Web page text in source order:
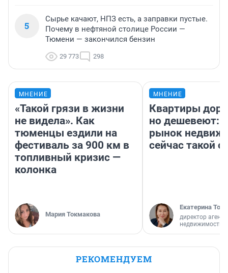
5
Сырье качают, НПЗ есть, а заправки пустые.
Почему в нефтяной столице России —
Тюмени — закончился бензин
29 773 298
МНЕНИЕ
«Такой грязи в жизни
не видела». Как
тюменцы ездили на
фестиваль за 900 км в
топливный кризис —
колонка
Мария Токмакова
МНЕНИЕ
Квартиры
но дешевеют:
рынок
сейчас такой
Екатерина
директор
недвижимости
РЕКОМЕНДУЕМ